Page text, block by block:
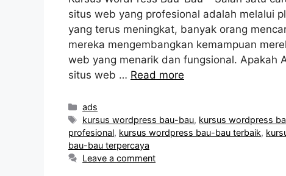
situs web yang profesional adalah melalui
yang terus meningkat, banyak orang
mereka mengembangkan kemampuan
web yang menarik dan fungsional. Apakah
situs web … Read more
Categories
ads
Tags
kursus wordpress bau-bau, kursus wordpress
profesional, kursus wordpress bau-bau terbaik,
bau-bau terpercaya
Leave a comment